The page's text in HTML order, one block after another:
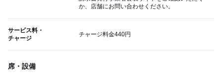
か、店舗にお問い合わせください。
サービス料・
チャージ
チャージ料金440円
席・設備